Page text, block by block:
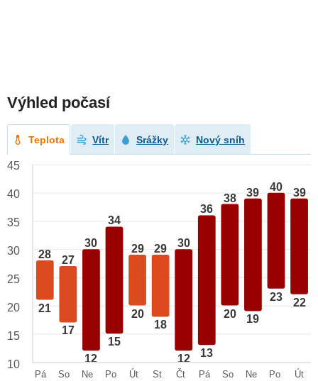
Výhled počasí
Teplota Vítr Srážky Nový sníh
28
21
27
17
30
12
34
15
29
20
29
18
30
12
36
13
38
20
39
19
40
23
39
22
45
40
35
30
25
20
15
10
Pá
So
Ne
Po
Út
St
Čt
Pá
So
Ne
Po
Út